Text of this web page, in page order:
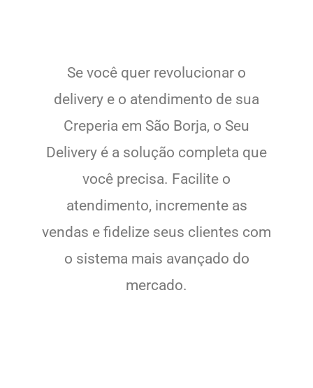
Se você quer revolucionar o
delivery e o atendimento de sua
Creperia em São Borja, o Seu
Delivery é a solução completa que
você precisa. Facilite o
atendimento, incremente as
vendas e fidelize seus clientes com
o sistema mais avançado do
mercado.